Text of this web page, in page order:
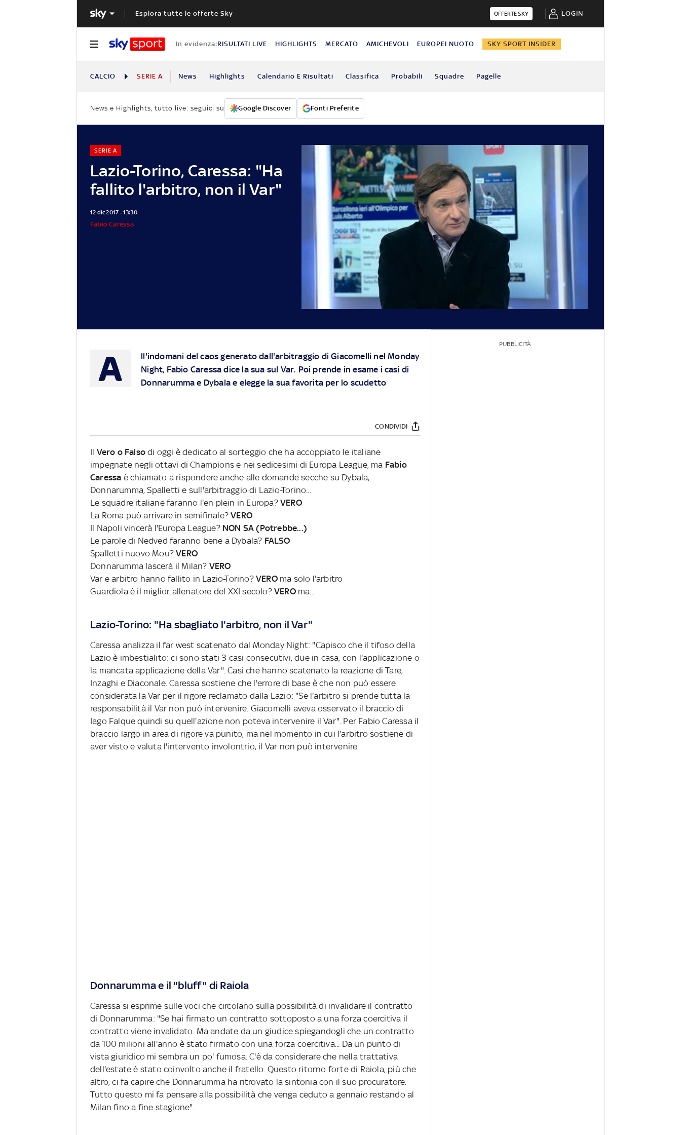
Esplora tutte le offerte Sky OFFERTE SKY LOGIN
In evidenza:RISULTATI LIVE HIGHLIGHTS MERCATO AMICHEVOLI EUROPEI NUOTO SKY SPORT INSIDER
CALCIO SERIE A News Highlights Calendario E Risultati Classifica Probabili Squadre Pagelle
News e Highlights, tutto live: seguici su Google Discover Fonti Preferite
Lazio-Torino, Caressa: "Ha
fallito l'arbitro, non il Var"
SERIE A
12 dic 2017 - 13:30
Fabio Caressa
A
ll'indomani del caos generato dall'arbitraggio di Giacomelli nel Monday
Night, Fabio Caressa dice la sua sul Var. Poi prende in esame i casi di
Donnarumma e Dybala e elegge la sua favorita per lo scudetto
CONDIVIDI
Il Vero o Falso di oggi è dedicato al sorteggio che ha accoppiato le italiane
impegnate negli ottavi di Champions e nei sedicesimi di Europa League, ma Fabio
Caressa è chiamato a rispondere anche alle domande secche su Dybala,
Donnarumma, Spalletti e sull'arbitraggio di Lazio-Torino...
Le squadre italiane faranno l'en plein in Europa? VERO
La Roma può arrivare in semifinale?VERO
Il Napoli vincerà l'Europa League? NON SA (Potrebbe...)
Le parole di Nedved faranno bene a Dybala? FALSO
Spalletti nuovo Mou?VERO
Donnarumma lascerà il Milan? VERO
Var e arbitro hanno fallito in Lazio-Torino? VERO ma solo l'arbitro
Guardiola è il miglior allenatore del XXI secolo? VERO ma...
Lazio-Torino: "Ha sbagliato l'arbitro, non il Var"
Caressa analizza il far west scatenato dal Monday Night: "Capisco che il tifoso della
Lazio è imbestialito: ci sono stati 3 casi consecutivi, due in casa, con l'applicazione o
la mancata applicazione della Var". Casi che hanno scatenato la reazione di Tare,
Inzaghi e Diaconale. Caressa sostiene che l'errore di base è che non può essere
considerata la Var per il rigore reclamato dalla Lazio: "Se l'arbitro si prende tutta la
responsabilità il Var non può intervenire. Giacomelli aveva osservato il braccio di
Iago Falque quindi su quell'azione non poteva intervenire il Var". Per Fabio Caressa il
braccio largo in area di rigore va punito, ma nel momento in cui l'arbitro sostiene di
aver visto e valuta l'intervento involontrio, il Var non può intervenire.
Donnarumma e il "bluff" di Raiola
Caressa si esprime sulle voci che circolano sulla possibilità di invalidare il contratto
di Donnarumma: "Se hai firmato un contratto sottoposto a una forza coercitiva il
contratto viene invalidato. Ma andate da un giudice spiegandogli che un contratto
da 100 milioni all'anno è stato firmato con una forza coercitiva... Da un punto di
vista giuridico mi sembra un po' fumosa. C'è da considerare che nella trattativa
dell'estate è stato coinvolto anche il fratello. Questo ritorno forte di Raiola, più che
altro, ci fa capire che Donnarumma ha ritrovato la sintonia con il suo procuratore.
Tutto questo mi fa pensare alla possibilità che venga ceduto a gennaio restando al
Milan fino a fine stagione".
PUBBLICITÀ